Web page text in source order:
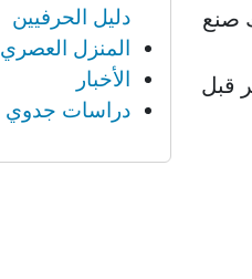
صنع
قبل
دليل الحرفيين
المنزل العصري
الأخبار
دراسات جدوي